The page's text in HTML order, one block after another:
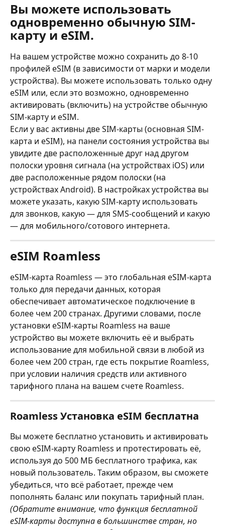
Вы можете использовать
одновременно обычную SIM-
карту и eSIM.
На вашем устройстве можно сохранить до 8-10
профилей eSIM (в зависимости от марки и модели
устройства). Вы можете использовать только одну
eSIM или, если это возможно, одновременно
активировать (включить) на устройстве обычную
SIM-карту и eSIM.
Если у вас активны две SIM-карты (основная SIM-
карта и eSIM), на панели состояния устройства вы
увидите две расположенные друг над другом
полоски уровня сигнала (на устройствах iOS) или
две расположенные рядом полоски (на
устройствах Android). В настройках устройства вы
можете указать, какую SIM-карту использовать
для звонков, какую — для SMS-сообщений и какую
— для мобильного/сотового интернета.
eSIM Roamless
eSIM-карта Roamless — это глобальная eSIM-карта
только для передачи данных, которая
обеспечивает автоматическое подключение в
более чем 200 странах. Другими словами, после
установки eSIM-карты Roamless на ваше
устройство вы можете включить её и выбрать
использование для мобильной связи в любой из
более чем 200 стран, где есть покрытие Roamless,
при условии наличия средств или активного
тарифного плана на вашем счете Roamless.
Roamless Установка eSIM бесплатна
Вы можете бесплатно установить и активировать
свою eSIM-карту Roamless и протестировать её,
используя до 500 МБ бесплатного трафика, как
новый пользователь. Таким образом, вы сможете
убедиться, что всё работает, прежде чем
пополнять баланс или покупать тарифный план.
(Обратите внимание, что функция бесплатной
eSIM-карты доступна в большинстве стран, но